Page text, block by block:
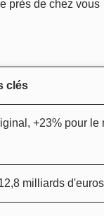
près de chez vous
clés
+23% pour le
milliards